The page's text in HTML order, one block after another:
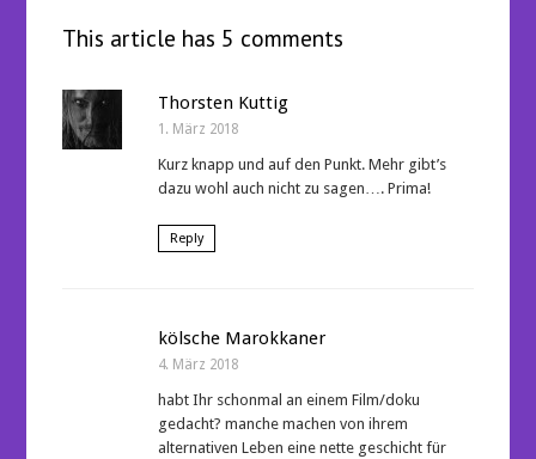
This article has 5 comments
Thorsten Kuttig
1. März 2018
Kurz knapp und auf den Punkt. Mehr gibt’s
dazu wohl auch nicht zu sagen…. Prima!
Reply
kölsche Marokkaner
4. März 2018
habt Ihr schonmal an einem Film/doku
gedacht? manche machen von ihrem
alternativen Leben eine nette geschicht für